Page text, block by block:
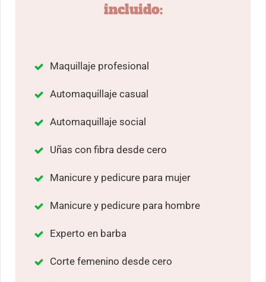
incluido:
Maquillaje profesional
Automaquillaje casual
Automaquillaje social
Uñas con fibra desde cero
Manicure y pedicure para mujer
Manicure y pedicure para hombre
Experto en barba
Corte femenino desde cero